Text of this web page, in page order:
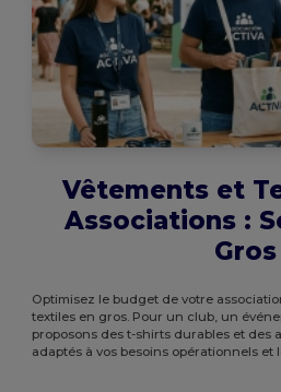
Vêtements et
Associations :
Gros
Optimisez le budget de votre
textiles en gros. Pour un club, un
proposons des t-shirts durables et des
adaptés à vos besoins opérationnels et